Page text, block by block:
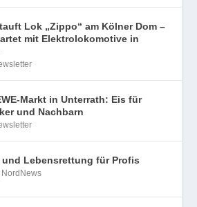
Lok „Zippo“ am Kölner Dom –
mit Elektrolokomotive in
Markt in Unterrath: Eis für
und Nachbarn
Lebensrettung für Profis
NordNews